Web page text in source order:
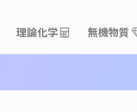
理論化学 無機物質